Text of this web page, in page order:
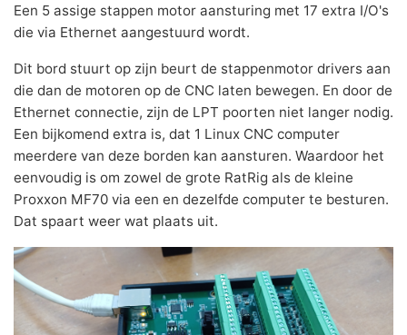
Een 5 assige stappen motor aansturing met 17 extra I/O's
die via Ethernet aangestuurd wordt.
Dit bord stuurt op zijn beurt de stappenmotor drivers aan
die dan de motoren op de CNC laten bewegen. En door de
Ethernet connectie, zijn de LPT poorten niet langer nodig.
Een bijkomend extra is, dat 1 Linux CNC computer
meerdere van deze borden kan aansturen. Waardoor het
eenvoudig is om zowel de grote RatRig als de kleine
Proxxon MF70 via een en dezelfde computer te besturen.
Dat spaart weer wat plaats uit.